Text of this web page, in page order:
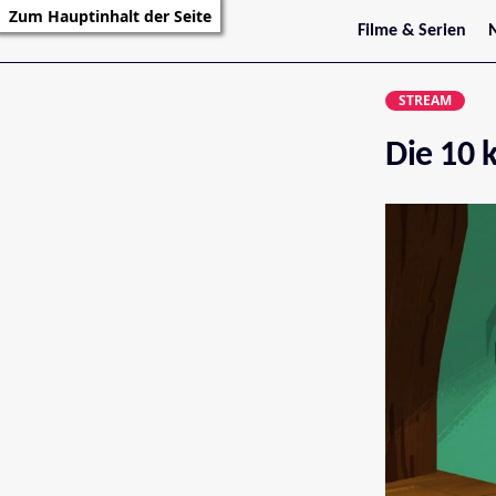
Zum Hauptinhalt der Seite
Filme & Serien
Trailer
Filmarchiv
STREAM
Die 10